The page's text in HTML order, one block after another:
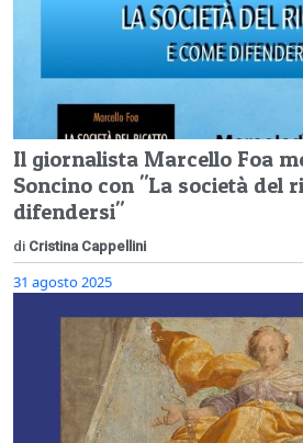
Il giornalista Marcello Foa
Soncino con "La società del
difendersi"
di Cristina Cappellini
31 agosto 2025